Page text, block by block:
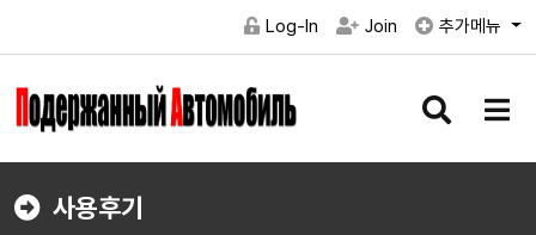
Log-In Join 추가메뉴
검
버
메
버
사용후기